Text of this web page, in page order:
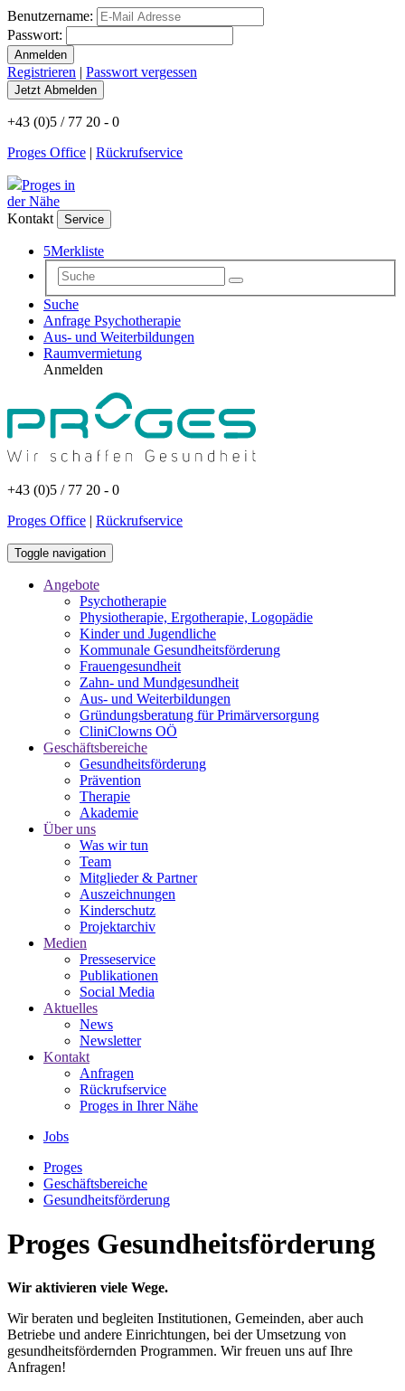
Benutzername:
Passwort:
Registrieren | Passwort vergessen
+43 (0)5 / 77 20 - 0
Proges Office | Rückrufservice
Proges in
der Nähe
Kontakt
Service
5Merkliste
Suche
Anfrage Psychotherapie
Aus- und Weiterbildungen
Raumvermietung
Anmelden
+43 (0)5 / 77 20 - 0
Proges Office | Rückrufservice
Toggle navigation
Angebote
Psychotherapie
Physiotherapie, Ergotherapie, Logopädie
Kinder und Jugendliche
Kommunale Gesundheitsförderung
Frauengesundheit
Zahn- und Mundgesundheit
Aus- und Weiterbildungen
Gründungsberatung für Primärversorgung
CliniClowns OÖ
Geschäftsbereiche
Gesundheitsförderung
Prävention
Therapie
Akademie
Über uns
Was wir tun
Team
Mitglieder & Partner
Auszeichnungen
Kinderschutz
Projektarchiv
Medien
Presseservice
Publikationen
Social Media
Aktuelles
News
Newsletter
Kontakt
Anfragen
Rückrufservice
Proges in Ihrer Nähe
Jobs
Proges
Geschäftsbereiche
Gesundheitsförderung
Proges Gesundheitsförderung
Wir aktivieren viele Wege.
Wir beraten und begleiten Institutionen, Gemeinden, aber auch
Betriebe und andere Einrichtungen, bei der Umsetzung von
gesundheitsfördernden Programmen. Wir freuen uns auf Ihre
Anfragen!